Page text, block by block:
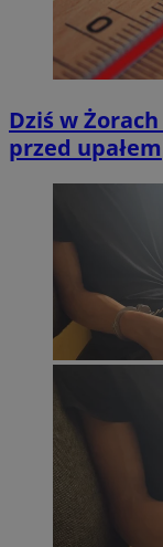
Dziś w
przed upałem